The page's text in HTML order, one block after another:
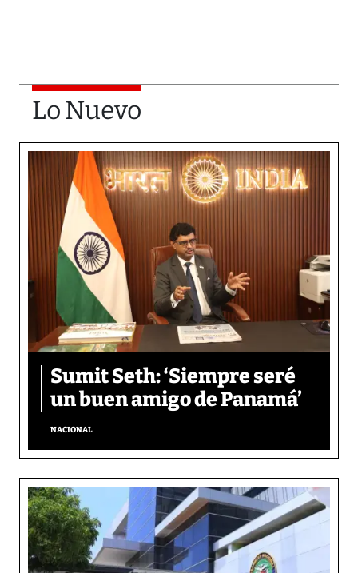
Lo Nuevo
Sumit Seth: ‘Siempre seré
un buen amigo de Panamá’
NACIONAL